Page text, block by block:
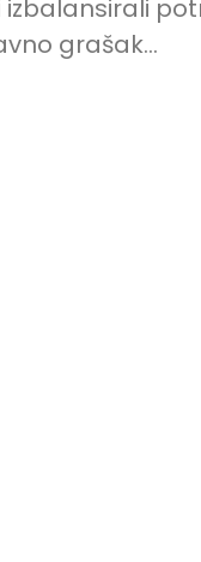
grašak...